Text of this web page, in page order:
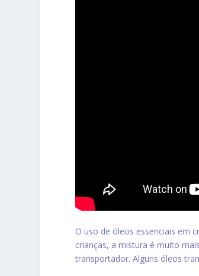
O uso de óleos essenciais em
crianças, a mistura é muito
transportador. Alguns óleos